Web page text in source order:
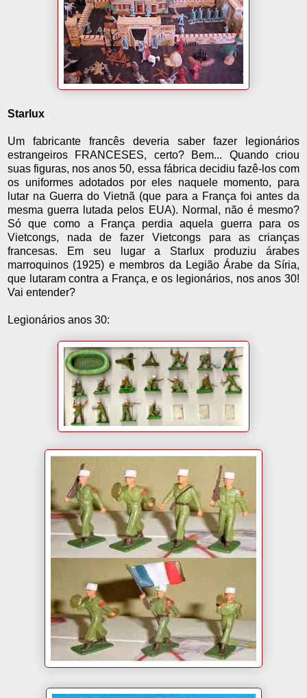
Starlux
Um fabricante francês deveria saber fazer legionários
estrangeiros FRANCESES, certo? Bem... Quando criou
suas figuras, nos anos 50, essa fábrica decidiu fazê-los com
os uniformes adotados por eles naquele momento, para
lutar na Guerra do Vietnã (que para a França foi antes da
mesma guerra lutada pelos EUA). Normal, não é mesmo?
Só que como a França perdia aquela guerra para os
Vietcongs, nada de fazer Vietcongs para as crianças
francesas. Em seu lugar a Starlux produziu árabes
marroquinos (1925) e membros da Legião Árabe da Síria,
que lutaram contra a França, e os legionários, nos anos 30!
Vai entender?
Legionários anos 30: